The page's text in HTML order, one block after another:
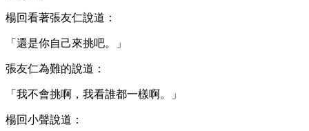
楊回看著張友仁說道：
「還是你自己來挑吧。」
張友仁為難的說道：
「我不會挑啊，我看誰都一樣啊。」
楊回小聲說道：